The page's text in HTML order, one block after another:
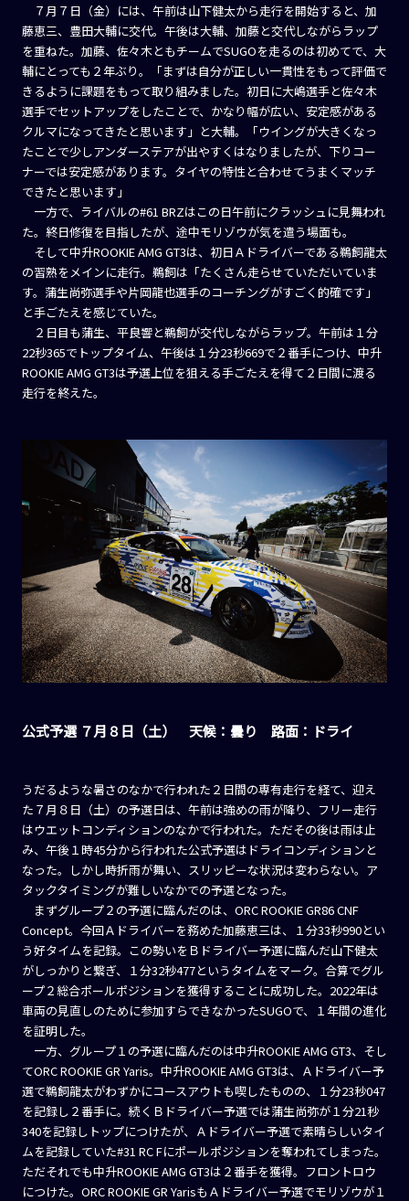
７月７日（金）には、午前は山下健太から走行を開始すると、加
藤恵三、豊田大輔に交代。午後は大輔、加藤と交代しながらラップ
を重ねた。加藤、佐々木ともチームでSUGOを走るのは初めてで、大
輔にとっても２年ぶり。「まずは自分が正しい一貫性をもって評価で
きるように課題をもって取り組みました。初日に大嶋選手と佐々木
選手でセットアップをしたことで、かなり幅が広い、安定感がある
クルマになってきたと思います」と大輔。「ウイングが大きくなっ
たことで少しアンダーステアが出やすくはなりましたが、下りコー
ナーでは安定感があります。タイヤの特性と合わせてうまくマッチ
できたと思います」
一方で、ライバルの#61 BRZはこの日午前にクラッシュに見舞われ
た。終日修復を目指したが、途中モリゾウが気を遣う場面も。
そして中升ROOKIE AMG GT3は、初日Ａドライバーである鵜飼龍太
の習熟をメインに走行。鵜飼は「たくさん走らせていただいていま
す。蒲生尚弥選手や片岡龍也選手のコーチングがすごく的確です」
と手ごたえを感じていた。
２日目も蒲生、平良響と鵜飼が交代しながらラップ。午前は１分
22秒365でトップタイム、午後は１分23秒669で２番手につけ、中升
ROOKIE AMG GT3は予選上位を狙える手ごたえを得て２日間に渡る
走行を終えた。
公式予選 ７月８日（土） 天候：曇り 路面：ドライ
うだるような暑さのなかで行われた２日間の専有走行を経て、迎え
た７月８日（土）の予選日は、午前は強めの雨が降り、フリー走行
はウエットコンディションのなかで行われた。ただその後は雨は止
み、午後１時45分から行われた公式予選はドライコンディションと
なった。しかし時折雨が舞い、スリッピーな状況は変わらない。ア
タックタイミングが難しいなかでの予選となった。
まずグループ２の予選に臨んだのは、ORC ROOKIE GR86 CNF
Concept。今回Ａドライバーを務めた加藤恵三は、１分33秒990とい
う好タイムを記録。この勢いをＢドライバー予選に臨んだ山下健太
がしっかりと繋ぎ、１分32秒477というタイムをマーク。合算でグル
ープ２総合ポールポジションを獲得することに成功した。2022年は
車両の見直しのために参加すらできなかったSUGOで、１年間の進化
を証明した。
一方、グループ１の予選に臨んだのは中升ROOKIE AMG GT3、そし
てORC ROOKIE GR Yaris。中升ROOKIE AMG GT3は、Ａドライバー予
選で鵜飼龍太がわずかにコースアウトも喫したものの、１分23秒047
を記録し２番手に。続くＢドライバー予選では蒲生尚弥が１分21秒
340を記録しトップにつけたが、Ａドライバー予選で素晴らしいタイ
ムを記録していた#31 RC Fにポールポジションを奪われてしまった。
ただそれでも中升ROOKIE AMG GT3は２番手を獲得。フロントロウ
につけた。ORC ROOKIE GR YarisもＡドライバー予選でモリゾウが１